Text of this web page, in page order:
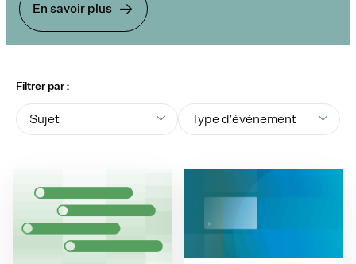
En savoir plus
Filtrer par :
Sujet Type d’événement